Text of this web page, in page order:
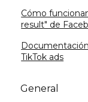
Cómo
result" de
TikTok ads
General